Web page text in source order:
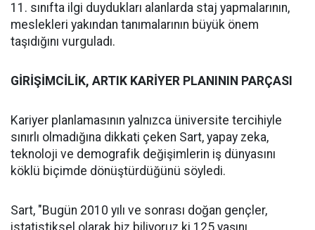
11. sınıfta ilgi duydukları alanlarda staj yapmalarının,
meslekleri yakından tanımalarının büyük önem
taşıdığını vurguladı.
GİRİŞİMCİLİK, ARTIK KARİYER PLANININ PARÇASI
Kariyer planlamasının yalnızca üniversite tercihiyle
sınırlı olmadığına dikkati çeken Sart, yapay zeka,
teknoloji ve demografik değişimlerin iş dünyasını
köklü biçimde dönüştürdüğünü söyledi.
Sart, "Bugün 2010 yılı ve sonrası doğan gençler,
istatistiksel olarak biz biliyoruz ki 125 yaşını